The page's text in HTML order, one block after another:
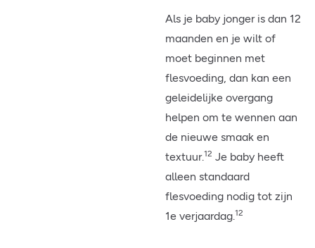
Als je baby jonger is dan 12
maanden en je wilt of
moet beginnen met
flesvoeding, dan kan een
geleidelijke overgang
helpen om te wennen aan
de nieuwe smaak en
textuur.12 Je baby heeft
alleen standaard
flesvoeding nodig tot zijn
1e verjaardag.12